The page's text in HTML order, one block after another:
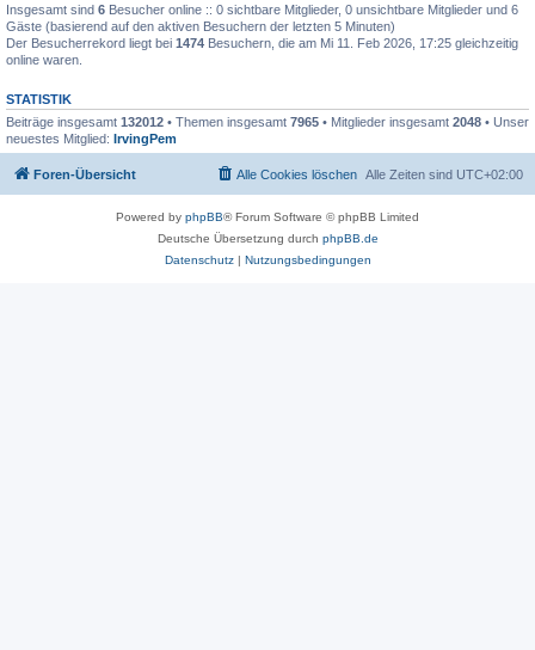
Insgesamt sind 6 Besucher online :: 0 sichtbare Mitglieder, 0 unsichtbare Mitglieder und 6
Gäste (basierend auf den aktiven Besuchern der letzten 5 Minuten)
Der Besucherrekord liegt bei 1474 Besuchern, die am Mi 11. Feb 2026, 17:25 gleichzeitig
online waren.
STATISTIK
Beiträge insgesamt 132012 • Themen insgesamt 7965 • Mitglieder insgesamt 2048 • Unser
neuestes Mitglied: IrvingPem
Foren-Übersicht Alle Zeiten sind UTC+02:00
Alle Cookies löschen
Powered by phpBB® Forum Software © phpBB Limited
Deutsche Übersetzung durch phpBB.de
Datenschutz| Nutzungsbedingungen